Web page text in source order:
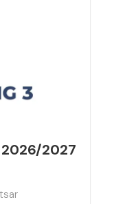
2026/2027